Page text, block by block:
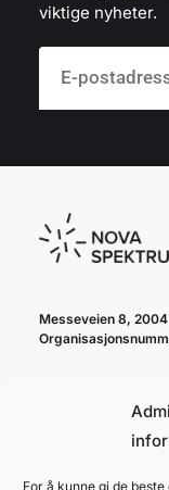
For å kunne gi de
viktige nyheter.
Messeveien 8, 2004